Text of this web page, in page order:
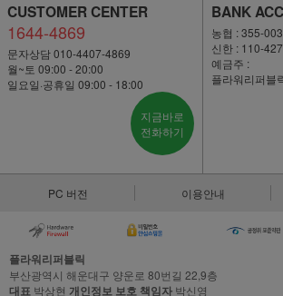
CUSTOMER CENTER
1644-4869
문자상담 010-4407-4869
월~토 09:00 - 20:00
일요일·공휴일 09:00 - 18:00
지금바로
전화하기
BANK
농협 : 355-
신한 : 110-
예금주 :
플라워리퍼블
PC 버전 이용안내
플라워리퍼블릭
부산광역시 해운대구 양운로 80번길 22,9층
대표 박상현 개인정보 보호 책임자 박신영